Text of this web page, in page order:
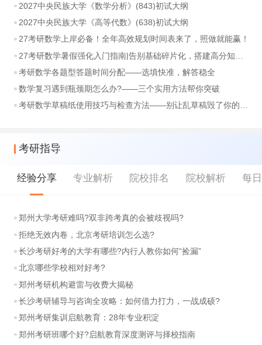
2027中央民族大学《数学分析》(843)初试大纲
2027中央民族大学《高等代数》(638)初试大纲
27考研数学上岸必备！全年高效规划时间表来了，照做就能赢！
27考研数学暑假强化入门指南|告别基础碎片化，搭建高分知识体系
考研数学各题型答题时间分配——选填快准，解答稳全
数学复习遇到瓶颈期怎么办?——三个实用方法帮你突破
考研数学草稿纸使用技巧与检查方法——别让乱草稿毁了你的分数
考研指导
经验分享 专业解析 院校排名 院校解析 每
郑州大学考研难吗?双非跨考真的会被歧视吗?
拒绝无效内卷，北京考研培训怎么选?
长沙考研好考的大学有哪些?内行人教你如何“捡漏”
北京哪些学校相对好考?
郑州考研机构避雷与收费大揭秘
长沙考研辅导与咨询全攻略：如何借力打力，一战成硕?
郑州考研集训启航教育：28年专业积淀
郑州考研班哪个好?启航教育深度测评与择校指南